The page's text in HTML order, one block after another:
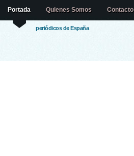
periódicos de España
Portada Quienes Somos Contacto